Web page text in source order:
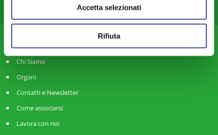
Accetta selezionati
Rifiuta
Commercio – Attività Produttive – Lavoro – Smart City-land
Anci Giovani Lombardia
Chi Siamo
Organi
Contatti e Newsletter
Come associarsi
Lavora con noi